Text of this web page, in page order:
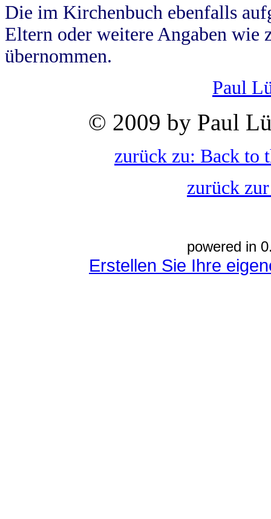
Die im Kirchenbuch ebenfalls
Eltern oder weitere Angaben wie
übernommen.
Paul
© 2009 by Paul
zurück zu: Back to
zurück
powered in
Erstellen Sie Ihre